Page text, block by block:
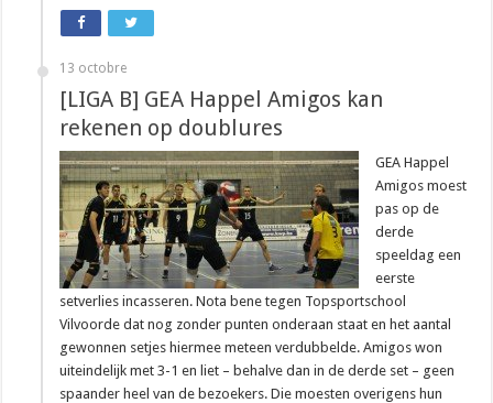
13 octobre
[LIGA B] GEA Happel Amigos kan
rekenen op doublures
GEA Happel
Amigos moest
pas op de
derde
speeldag een
eerste
setverlies incasseren. Nota bene tegen Topsportschool
Vilvoorde dat nog zonder punten onderaan staat en het aantal
gewonnen setjes hiermee meteen verdubbelde. Amigos won
uiteindelijk met 3-1 en liet – behalve dan in de derde set – geen
spaander heel van de bezoekers. Die moesten overigens hun